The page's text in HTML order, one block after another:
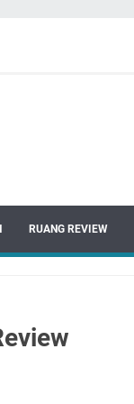
RUANG REVIEW